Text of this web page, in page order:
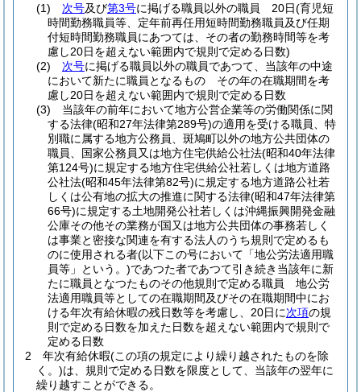
(1)
次号及び第3号に掲げる職員以外の職員 20日(育児短
時間勤務職員等、定年前再任用短時間勤務職員及び任期
付短時間勤務職員にあつては、その者の勤務時間等を考
慮し20日を超えない範囲内で規則で定める日数)
(2)
次号に掲げる職員以外の職員であつて、当該年の中途
において新たに職員となるもの その年の在職期間を考
慮し20日を超えない範囲内で規則で定める日数
(3)
当該年の前年において地方公営企業等の労働関係に関
する法律(昭和27年法律第289号)の適用を受ける職員、特
別職に属する地方公務員、斑鳩町以外の地方公共団体の
職員、国家公務員又は地方住宅供給公社法(昭和40年法律
第124号)に規定する地方住宅供給公社若しくは地方道路
公社法(昭和45年法律第82号)に規定する地方道路公社若
しくは公有地の拡大の推進に関する法律(昭和47年法律第
66号)に規定する土地開発公社若しくは沖縄振興開発金融
公庫その他その業務が国又は地方公共団体の事務若しく
は事業と密接な関連を有する法人のうち規則で定めるも
のに使用される者(以下この号において「地公労法適用職
員等」という。)であつた者であつて引き続き当該年に新
たに職員となつたものその他規則で定める職員 地公労
法適用職員等としての在職期間及びその在職期間中にお
ける年次有給休暇の残日数等を考慮し、20日に次項の規
則で定める日数を加えた日数を超えない範囲内で規則で
定める日数
2
年次有給休暇(この項の規定により繰り越されたものを除
く。)は、規則で定める日数を限度として、当該年の翌年に
繰り越すことができる。